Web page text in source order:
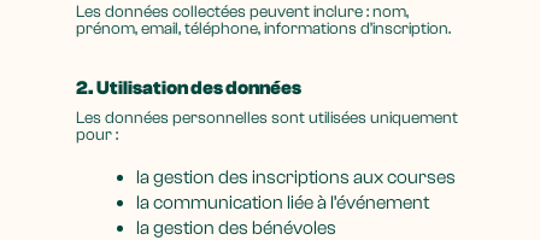
Les données collectées peuvent inclure : nom,
prénom, email, téléphone, informations d’inscription.
2. Utilisation des données
Les données personnelles sont utilisées uniquement
pour :
la gestion des inscriptions aux courses
la communication liée à l’événement
la gestion des bénévoles